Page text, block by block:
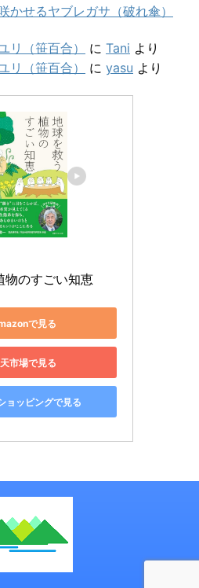
かせるヤブレガサ（破れ傘）
リ（笹百合）
に Tani より
リ（笹百合）
に yasu より
物のすごい知恵
で見る
市場で見る
ョッピングで見る